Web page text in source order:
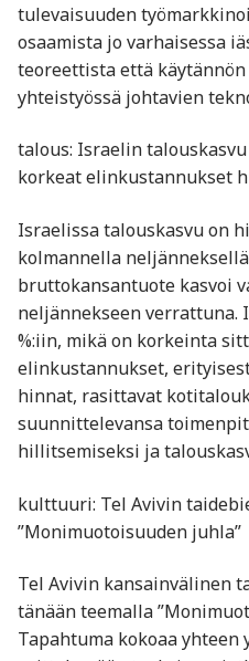
tulevaisuuden
osaamista jo varhaisessa
teoreettista että
yhteistyössä johtavien
talous: Israelin
korkeat elinkustannukset
Israelissa talouskasvu on
kolmannella
bruttokansantuote kasvoi
neljännekseen verrattuna.
%:iin, mikä on korkeinta
elinkustannukset,
hinnat, rasittavat
suunnittelevansa
hillitsemiseksi ja
kulttuuri: Tel Avivin
”Monimuotoisuuden juhla”
Tel Avivin kansainvälinen
tänään teemalla
Tapahtuma kokoaa